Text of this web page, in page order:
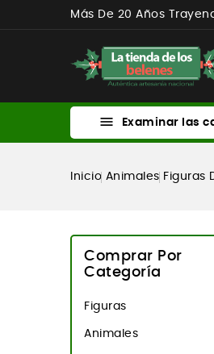
Más De 20 Años
 Examinar las
Inicio Animales Figuras
Comprar Por
Categoría
Figuras
Animales